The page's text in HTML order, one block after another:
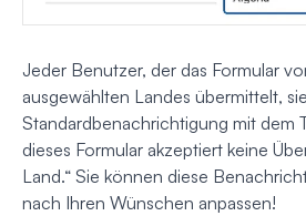
Jeder Benutzer, der das Formular
ausgewählten Landes übermittelt,
Standardbenachrichtigung mit dem
dieses Formular akzeptiert keine
Land.“ Sie können diese
nach Ihren Wünschen anpassen!